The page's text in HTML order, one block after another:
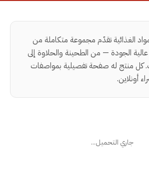
الغذائية تقدّم مجموعة متكاملة من
عالية الجودة — من الطحينة والحلاوة إلى
كل منتج له صفحة تفصيلية بمواصفات
أونلاين.
جاري التحميل...